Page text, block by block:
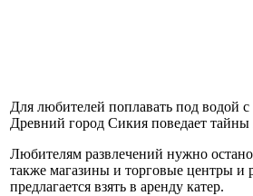
Для любителей поплавать под водой
Древний город Сикия поведает тайны
Любителям развлечений нужно
также магазины и торговые центры
предлагается взять в аренду катер.